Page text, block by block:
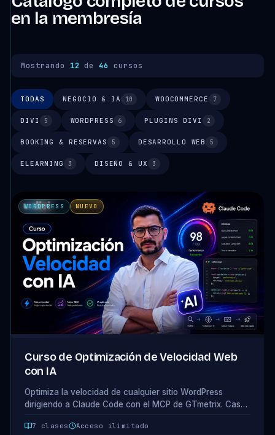
en la membresía
Mostrando 12 de46 cursos
TODAS NEGOCIO & IA 10 WOOCOMMERCE 7
DIVI 5 WORDPRESS 6 PLUGINS DIVI 2
BOOKING & RESERVAS 5 DESARROLLO WEB 5
ELEARNING 3 DISEÑO & UX 3
WORDPRESS NUEVO
Curso de Optimización de Velocidad Web
con IA
Optimiza la velocidad de cualquier sitio WordPress
dirigiendo a Claude Code con el MCP de GTmetrix. Caso
por el camino. 1 módulo · 7 clases · 2.2 horas.
7 clases Acceso ilimitado